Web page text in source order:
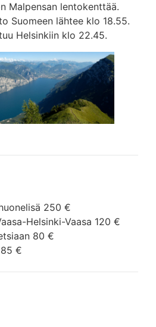
Malpensan lentokenttää.
Suomeen lähtee klo 18.55.
Helsinkiin klo 22.45.
250 €
Helsinki-Vaasa 120 €
80 €
€